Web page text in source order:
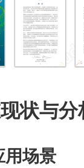
状与分
场景